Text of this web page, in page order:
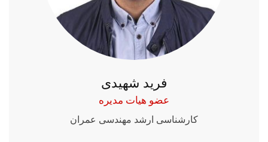
فرید شهیدی
عضو هیات مدیره
کارشناسی ارشد مهندسی عمران